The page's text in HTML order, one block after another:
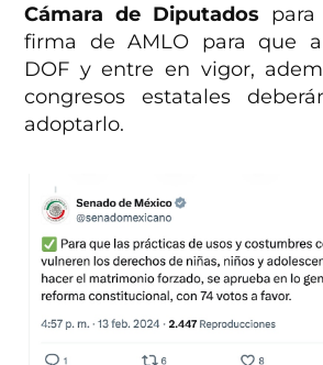
Cámara de Diputados
firma de AMLO para que
DOF y entre en vigor,
congresos estatales
adoptarlo.